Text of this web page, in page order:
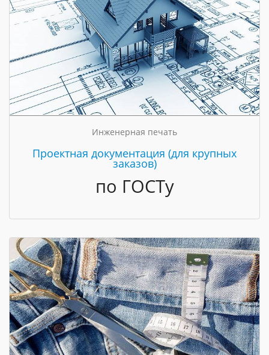
Инженерная печать
Проектная документация (для крупных
заказов)
по ГОСТу